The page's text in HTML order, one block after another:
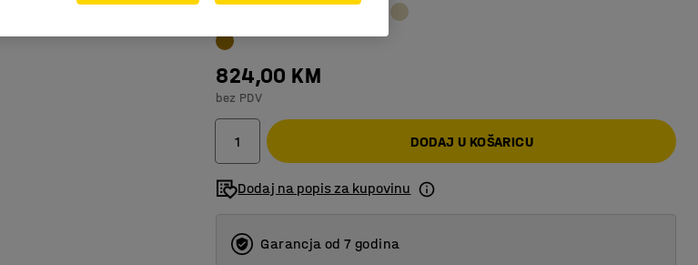
824,00 KM
bez PDV
DODAJ U KOŠARICU
Dodaj na popis za kupovinu
Garancja od 7 godina